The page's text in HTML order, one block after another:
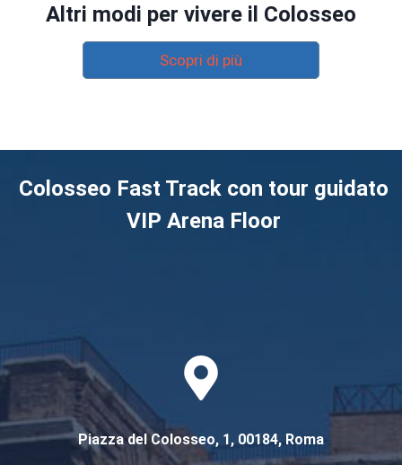
Altri modi per vivere il Colosseo
Scopri di più
Colosseo Fast Track con tour guidato
VIP Arena Floor
Piazza del Colosseo, 1, 00184, Roma